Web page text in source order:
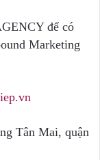
để có
Marketing
Tân Mai, quận